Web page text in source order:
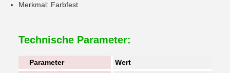
Merkmal: Farbfest
Technische Parameter:
Parameter Wert